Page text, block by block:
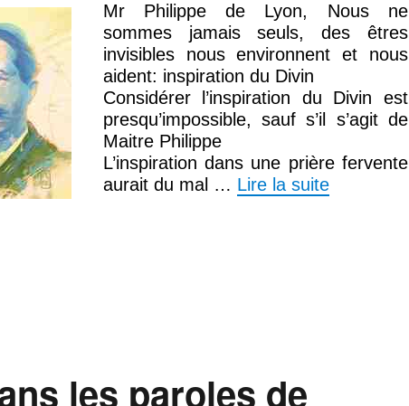
Mr Philippe de Lyon, Nous ne
sommes jamais seuls, des êtres
invisibles nous environnent et nous
aident: inspiration du Divin
Considérer l’inspiration du Divin est
presqu’impossible, sauf s’il s’agit de
Maitre Philippe
L’inspiration dans une prière fervente
aurait du mal … Lire la suite
les paroles de